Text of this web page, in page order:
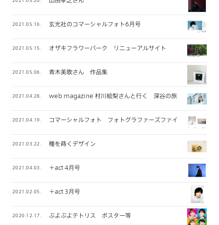
2021.05.16. 玄光社のコマーシャルフォト6月号
2021.05.15. オザキフラワーパーク リニューアルサイト
2021.05.06. 青木美歌さん 作品集
2021.04.28. web magazine 村川絵梨さんと行く 深谷の旅
2021.04.19. コマーシャルフォト フォトグラファーズファイル 2021年
2021.03.22. 種を蒔くデザイン
2021.04.03. ＋act 4月号
2021.02.05. ＋act 3月号
2020.12.17. ぷよぷよテトリス ポスター等